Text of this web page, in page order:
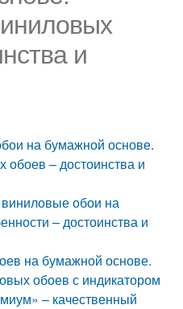
и
на бумажной основе.
– достоинства и
обои на
– достоинства и
на бумажной основе.
обоев с индикатором
– качественный